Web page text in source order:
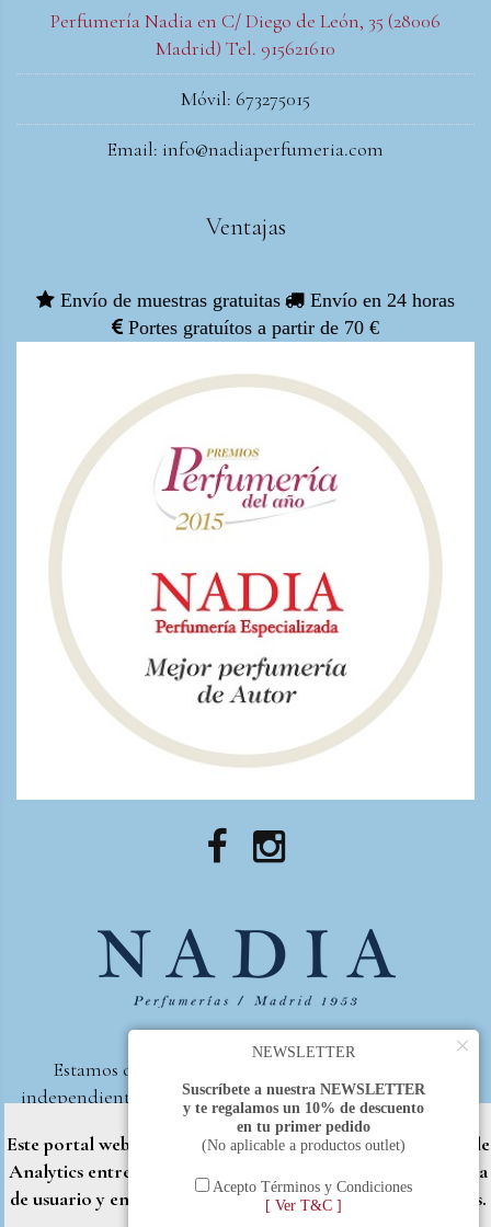
Perfumería Nadia en C/ Diego de León, 35 (28006
Madrid) Tel. 915621610
Móvil: 673275015
Email: info@nadiaperfumeria.com
Ventajas
Envío de muestras gratuitas
Envío en 24 horas
Portes gratuítos a partir de 70 €
Estamos orgullosos de ser la primera perfumería
independiente de España, en recibir el premio otorgado
por la revista Beautyproof en 2015 a la mejor perfumería
de autor.
Perfumería Nadia2017 |Política de Privacidad
Este portal web utiliza cookies propias y de terceros (Google
Analytics entre otros) para brindarle una mejor experiencia
de usuario y entregar contenido adaptado a sus necesidades.
×
NEWSLETTER
Suscríbete a nuestra NEWSLETTER
y te regalamos un 10% de descuento
en tu primer pedido
(No aplicable a productos outlet)
Acepto Términos y Condiciones
[ Ver T&C ]